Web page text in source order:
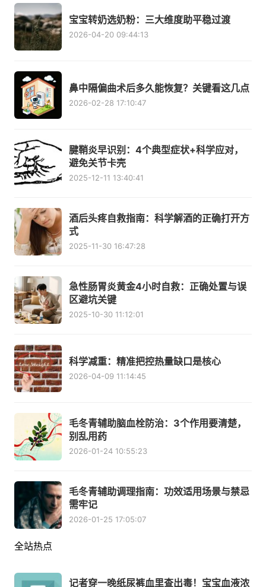
宝宝转奶选奶粉：三大维度助平稳过渡
2026-04-20 09:44:13
鼻中隔偏曲术后多久能恢复？关键看这几点
2026-02-28 17:10:47
腱鞘炎早识别：4个典型症状+科学应对，
避免关节卡壳
2025-12-11 13:40:41
酒后头疼自救指南：科学解酒的正确打开方
式
2025-11-30 16:47:28
急性肠胃炎黄金4小时自救：正确处置与误
区避坑关键
2025-10-30 11:12:01
科学减重：精准把控热量缺口是核心
2026-04-09 11:14:45
毛冬青辅助脑血栓防治：3个作用要清楚，
别乱用药
2026-01-24 10:55:23
毛冬青辅助调理指南：功效适用场景与禁忌
需牢记
2026-01-25 17:05:07
全站热点
记者穿一晚纸尿裤血里查出毒！宝宝血液浓